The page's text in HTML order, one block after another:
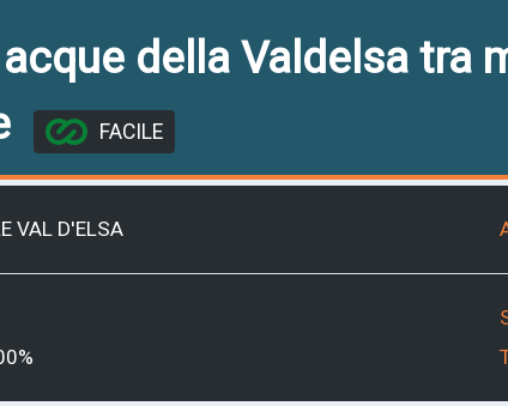
della Valdelsa tra
FACILE
VAL D'ELSA